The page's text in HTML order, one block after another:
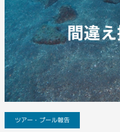
ツアー・プール報告